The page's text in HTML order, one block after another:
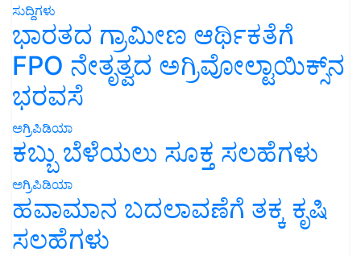
ಸುದ್ದಿಗಳು
ಭಾರತದ ಗ್ರಾಮೀಣ ಆರ್ಥಿಕತೆಗೆ
FPO ನೇತೃತ್ವದ ಅಗ್ರಿವೋಲ್ಟಾಯಿಕ್ಸ್‌ನ
ಭರವಸೆ
ಅಗ್ರಿಪಿಡಿಯಾ
ಕಬ್ಬು ಬೆಳೆಯಲು ಸೂಕ್ತ ಸಲಹೆಗಳು
ಅಗ್ರಿಪಿಡಿಯಾ
ಹವಾಮಾನ ಬದಲಾವಣೆಗೆ ತಕ್ಕ ಕೃಷಿ
ಸಲಹೆಗಳು